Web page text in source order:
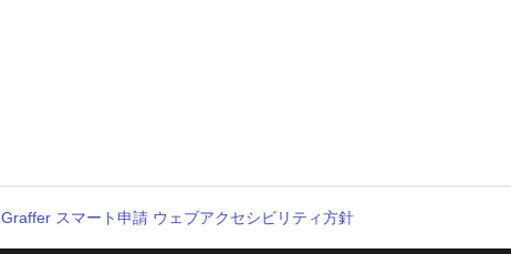
Graffer スマート申請 ウェブアクセシビリティ方針